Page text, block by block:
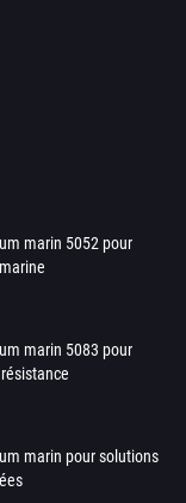
marin 5052 pour
marin 5083 pour
marin pour solutions